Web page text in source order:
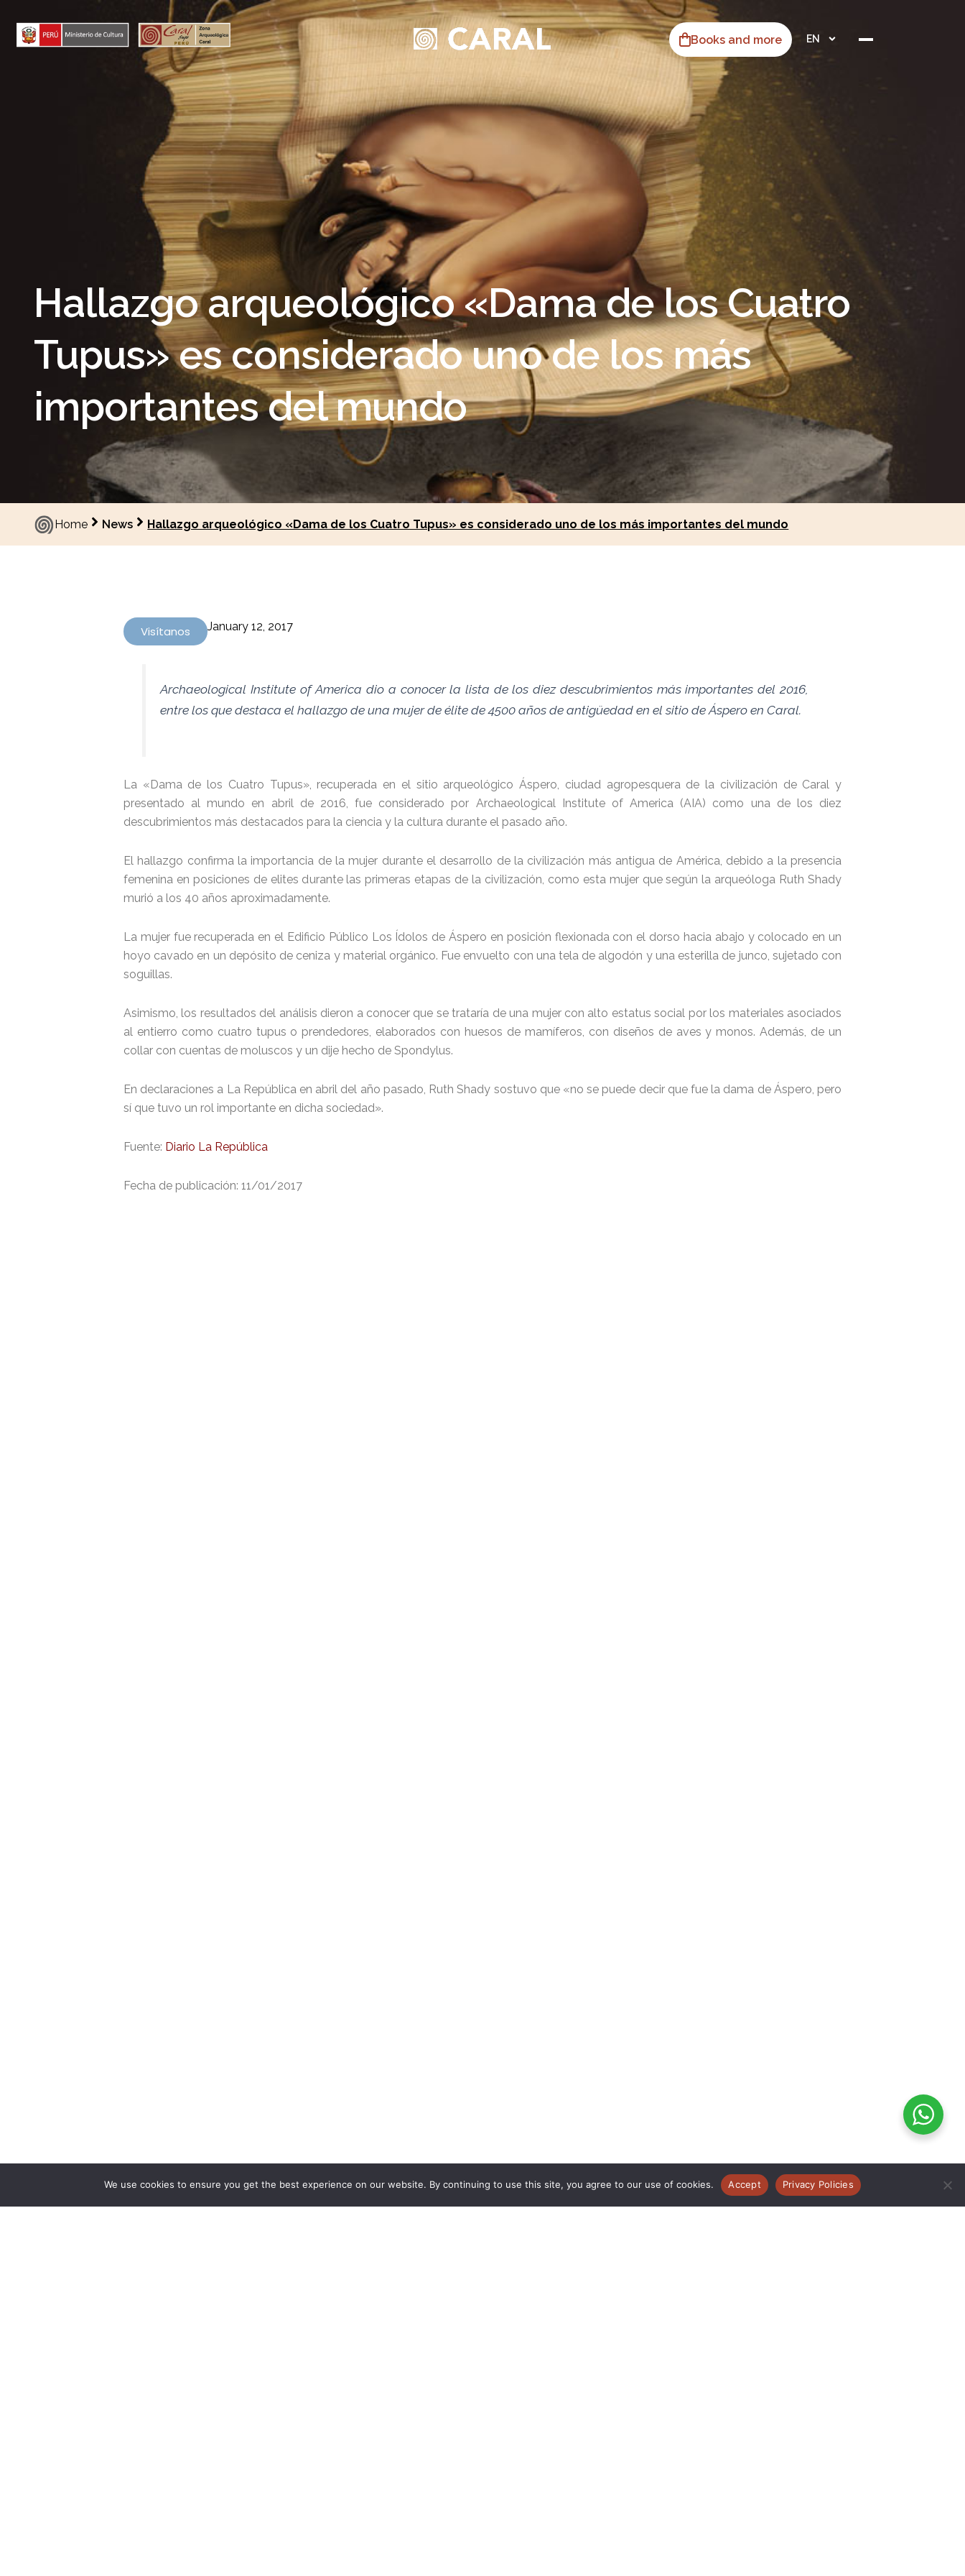
content
Books and more EN
Hallazgo arqueológico «Dama de los Cuatro
Tupus» es considerado uno de los más
importantes del mundo
Home News Hallazgo arqueológico «Dama de los Cuatro Tupus» es considerado uno de los más importantes del mundo
Visítanos January 12, 2017
Archaeological Institute of America dio a conocer la lista de los diez descubrimientos más importantes del 2016,
entre los que destaca el hallazgo de una mujer de élite de 4500 años de antigüedad en el sitio de Áspero en Caral.
La «Dama de los Cuatro Tupus», recuperada en el sitio arqueológico Áspero, ciudad agropesquera de la civilización de Caral y
presentado al mundo en abril de 2016, fue considerado por Archaeological Institute of America (AIA) como una de los diez
descubrimientos más destacados para la ciencia y la cultura durante el pasado año.
El hallazgo confirma la importancia de la mujer durante el desarrollo de la civilización más antigua de América, debido a la presencia
femenina en posiciones de elites durante las primeras etapas de la civilización, como esta mujer que según la arqueóloga Ruth Shady
murió a los 40 años aproximadamente.
La mujer fue recuperada en el Edificio Público Los Ídolos de Áspero en posición flexionada con el dorso hacia abajo y colocado en un
hoyo cavado en un depósito de ceniza y material orgánico. Fue envuelto con una tela de algodón y una esterilla de junco, sujetado con
soguillas.
Asimismo, los resultados del análisis dieron a conocer que se trataría de una mujer con alto estatus social por los materiales asociados
al entierro como cuatro tupus o prendedores, elaborados con huesos de mamíferos, con diseños de aves y monos. Además, de un
collar con cuentas de moluscos y un dije hecho de Spondylus.
En declaraciones a La República en abril del año pasado, Ruth Shady sostuvo que «no se puede decir que fue la dama de Áspero, pero
sí que tuvo un rol importante en dicha sociedad».
Fuente: Diario La República
Fecha de publicación: 11/01/2017
We use cookies to ensure you get the best experience on our website. By continuing to use this site, you agree to our use of cookies. Accept Privacy Policies